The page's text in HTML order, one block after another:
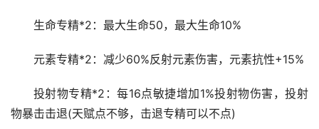
生命专精*2：最大生命50，最大生命10%
元素专精*2：减少60%反射元素伤害，元素抗性+15%
投射物专精*2：每16点敏捷增加1%投射物伤害，投射
物暴击击退(天赋点不够，击退专精可以不点)